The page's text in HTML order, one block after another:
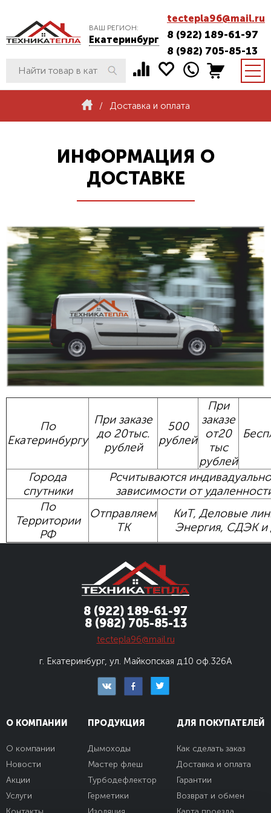
ВАШ РЕГИОН:
Екатеринбург
tectepla96@mail.ru
8 (922) 189-61-97
8 (982) 705-85-13
/ Доставка и оплата
ИНФОРМАЦИЯ О
ДОСТАВКЕ
По
Екатеринбургу
При заказе
до 20тыс.
рублей
500
рублей
При
заказе
от20
тыс
рублей
Города
спутники
Рсчитываются
зависимости от
По
Территории
РФ
Отправляем
ТК
КиТ, Деловые
Энергия, СДЭК и
О КОМПАНИИ
О компании
Новости
Акции
Услуги
ПРОДУКЦИЯ
Дымоходы
Мастер флеш
Турбодефлектор
Герметики
ДЛЯ ПОКУПАТЕЛЕЙ
Как сделать заказ
Доставка и оплата
Гарантии
Возврат и обмен
8 (922) 189-61-97
8 (982) 705-85-13
tectepla96@mail.ru
г. Екатеринбург, ул. Майкопская д.10 оф.326А